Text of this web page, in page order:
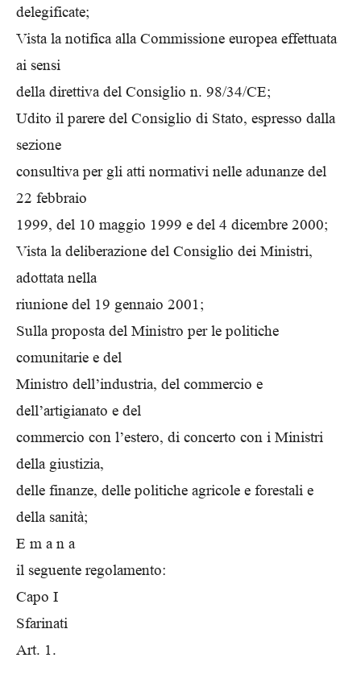
delegificate;
Vista la notifica alla Commissione europea effettuata
ai sensi
della direttiva del Consiglio n. 98/34/CE;
Udito il parere del Consiglio di Stato, espresso dalla
sezione
consultiva per gli atti normativi nelle adunanze del
22 febbraio
1999, del 10 maggio 1999 e del 4 dicembre 2000;
Vista la deliberazione del Consiglio dei Ministri,
adottata nella
riunione del 19 gennaio 2001;
Sulla proposta del Ministro per le politiche
comunitarie e del
Ministro dell’industria, del commercio e
dell’artigianato e del
commercio con l’estero, di concerto con i Ministri
della giustizia,
delle finanze, delle politiche agricole e forestali e
della sanità;
E m a n a
il seguente regolamento:
Capo I
Sfarinati
Art. 1.